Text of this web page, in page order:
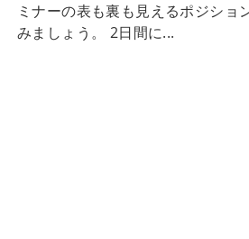
ミナーの表も裏も見えるポジショ
みましょう。 2日間に...